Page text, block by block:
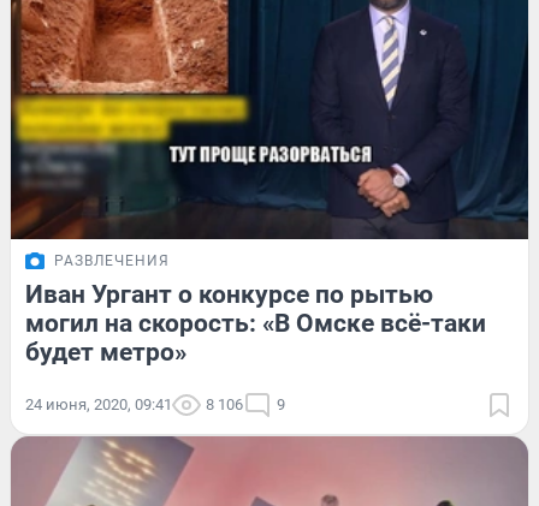
РАЗВЛЕЧЕНИЯ
Иван Ургант о конкурсе по рытью
могил на скорость: «В Омске всё-таки
будет метро»
24 июня, 2020, 09:41 8 106 9